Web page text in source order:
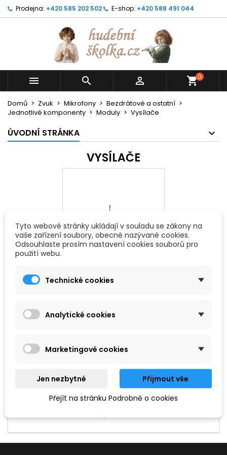
Prodejna: +420 585 202 502 E-shop: +420 588 491 044
   shopping_cart0
Domů Zvuk Mikrofony
Bezdrátové a ostatní
Jednotlivé komponenty
Moduly Vysílače
ÚVODNÍ STRÁNKA
VYSÍLAČE
Vysílače ve formě bodypacků nebo samostatných modulů
kalhot, kapsu apod.. K bodypack vysílači je pak možné
připojit náhlavní, klopový mikrofon nebo kabel nástroje
Hledaný výraz nebyl nenalezen.
Tyto webové stránky ukládají v souladu se zákony na
vaše zařízení soubory, obecně nazývané cookies.
Odsouhlaste prosím nastavení cookies souborů pro
použití webu.
Technické cookies
Analytické cookies
Marketingové cookies
Jen nezbytné
Přijmout vše
Přejít na stránku Podrobně o cookies